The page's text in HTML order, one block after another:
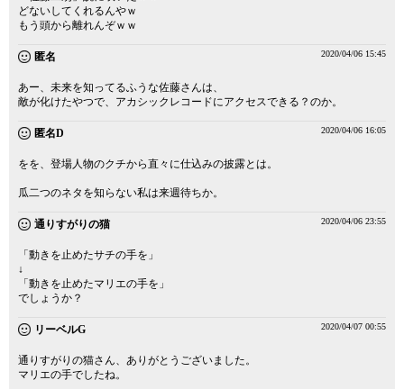
どないしてくれるんやｗ
もう頭から離れんぞｗｗ
匿名 2020/04/06 15:45
あー、未来を知ってるふうな佐藤さんは、
敵が化けたやつで、アカシックレコードにアクセスできる？のか。
匿名D 2020/04/06 16:05
をを、登場人物のクチから直々に仕込みの披露とは。
瓜二つのネタを知らない私は来週待ちか。
通りすがりの猫 2020/04/06 23:55
「動きを止めたサチの手を」
↓
「動きを止めたマリエの手を」
でしょうか？
リーベルG 2020/04/07 00:55
通りすがりの猫さん、ありがとうございました。
マリエの手でしたね。